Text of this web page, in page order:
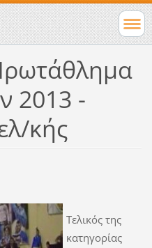
2013 -
κής
Τελικός της
κατηγορίας